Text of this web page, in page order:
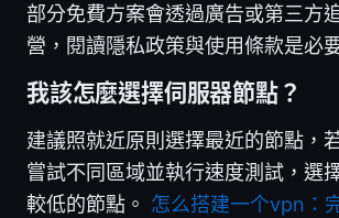
部分免費方案會透過廣告或第三方
營，閱讀隱私政策與使用條款是必
我該怎麼選擇伺服器節點？
建議照就近原則選擇最近的節點，
嘗試不同區域並執行速度測試，選
較低的節點。 怎么搭建一个vpn：